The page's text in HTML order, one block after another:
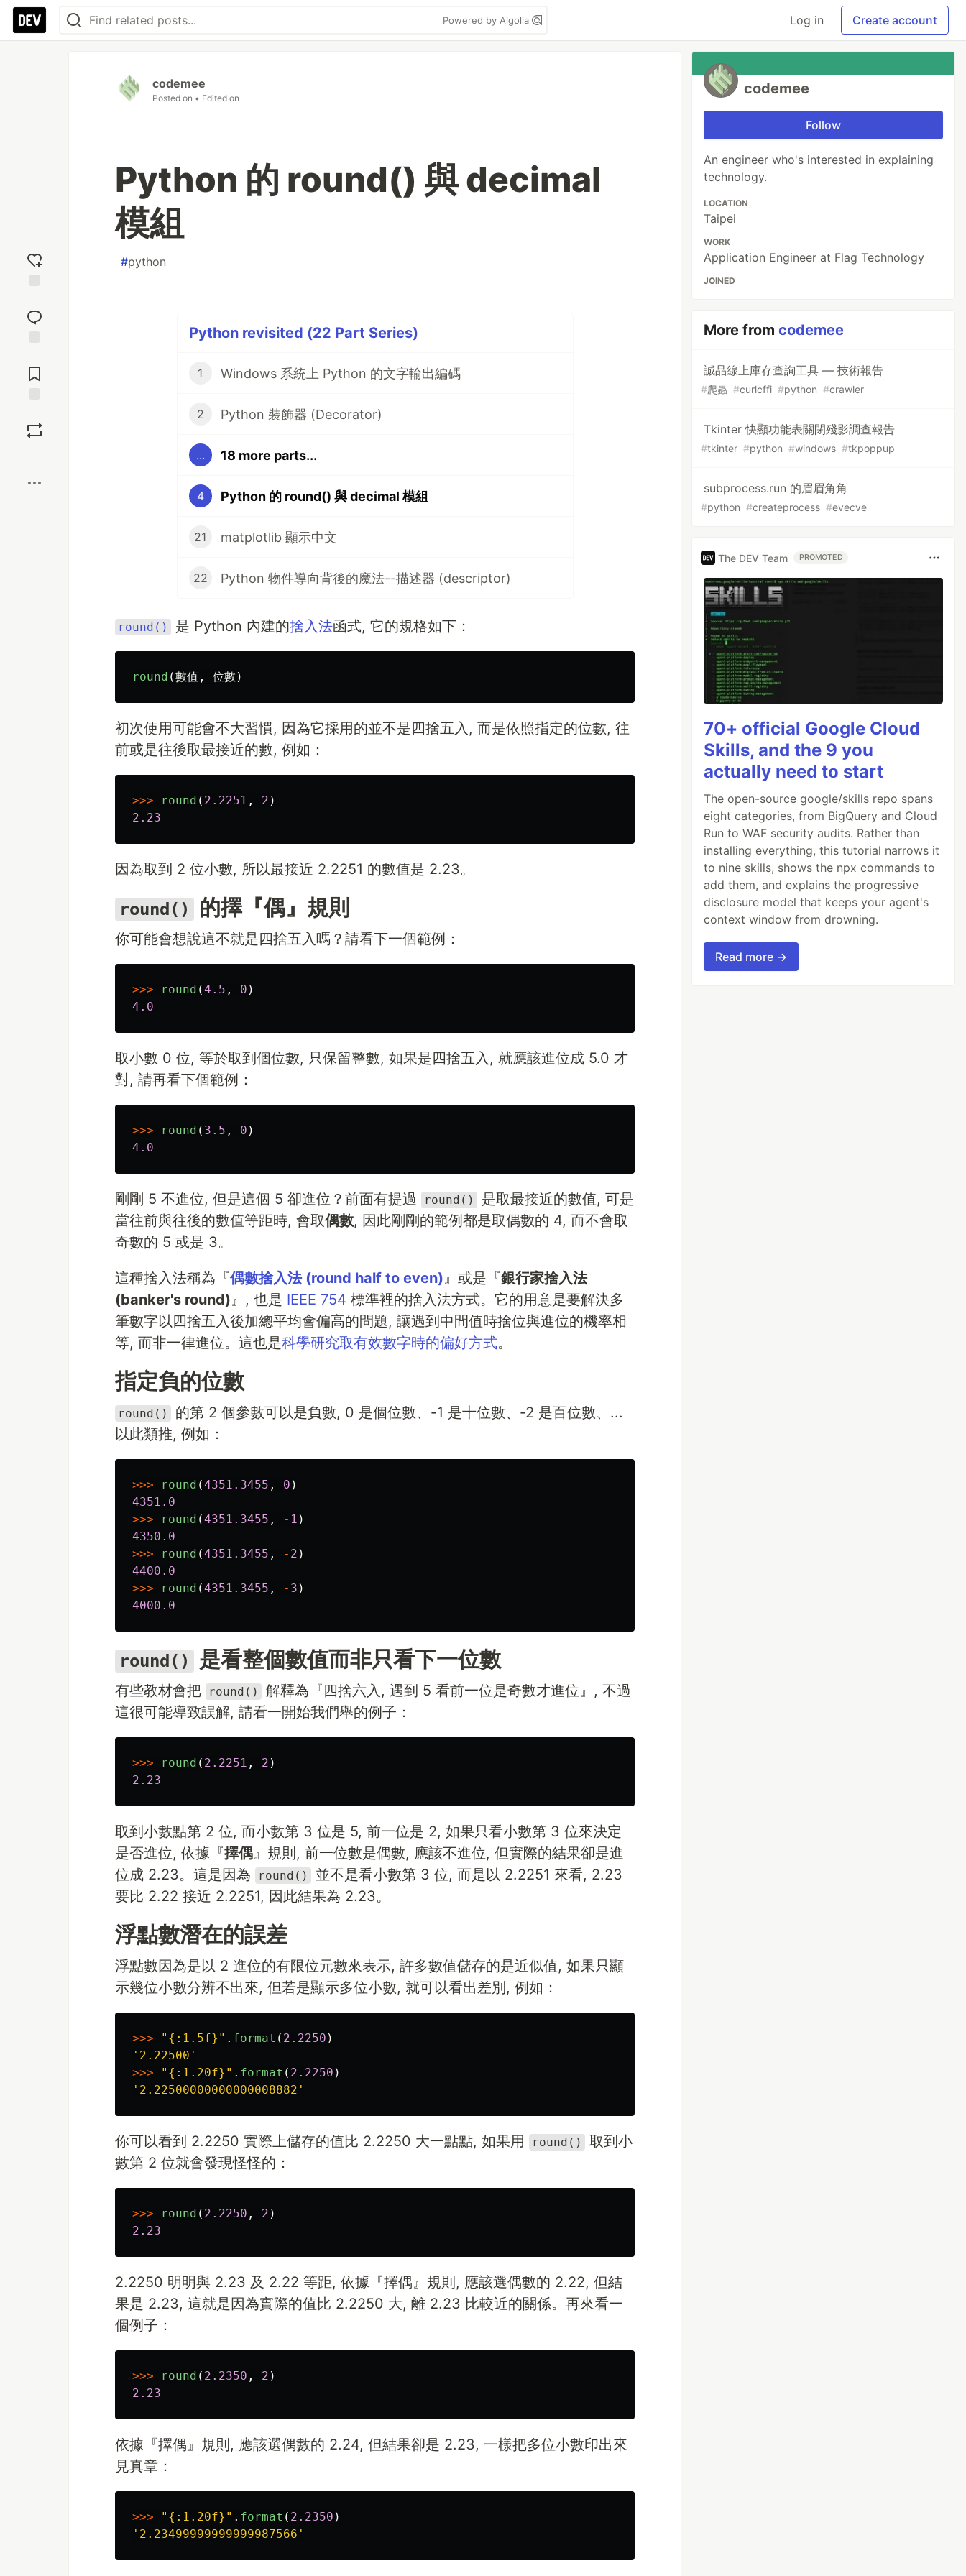
Powered by Algolia Log in Create account
reaction
Comments
codemee
Posted on • Edited on
Python 的 round() 與 decimal
模組
#python
Python revisited (22 Part Series)
1 Windows 系統上 Python 的文字輸出編碼
2 Python 裝飾器 (Decorator)
... 18 more parts...
4 Python 的 round() 與 decimal 模組
21 matplotlib 顯示中文
22 Python 物件導向背後的魔法--描述器 (descriptor)
round() 是 Python 內建的捨入法函式, 它的規格如下：
round (數值 , 位數 )
初次使用可能會不大習慣, 因為它採用的並不是四捨五入, 而是依照指定的位數, 往
前或是往後取最接近的數, 例如：
>>> round ( 2.2251 , 2 )
2.23
因為取到 2 位小數, 所以最接近 2.2251 的數值是 2.23。
round() 的擇『偶』規則
你可能會想說這不就是四捨五入嗎？請看下一個範例：
>>> round (4.5 , 0 )
4.0
取小數 0 位, 等於取到個位數, 只保留整數, 如果是四捨五入, 就應該進位成 5.0 才
對, 請再看下個範例：
>>> round ( 3.5 , 0 )
4.0
剛剛 5 不進位, 但是這個 5 卻進位？前面有提過 round()
是取最接近的數值, 可是
當往前與往後的數值等距時, 會取偶數, 因此剛剛的範例都是取偶數的 4, 而不會取
奇數的 5 或是 3。
這種捨入法稱為『偶數捨入法 (round half to even)』或是『銀行家捨入法
(banker's round)』, 也是 IEEE 754 標準裡的捨入法方式。它的用意是要解決多
筆數字以四捨五入後加總平均會偏高的問題, 讓遇到中間值時捨位與進位的機率相
等, 而非一律進位。這也是科學研究取有效數字時的偏好方式。
指定負的位數
round()
的第 2 個參數可以是負數, 0 是個位數、-1 是十位數、-2 是百位數、...
以此類推, 例如：
>>> round (4351.3455 , 0 )
4351.0
>>>
round (4351.3455 , - 1 )
4350.0
>>>
round (4351.3455 , - 2 )
4400.0
>>>
round (4351.3455 , - 3 )
4000.0
round() 是看整個數值而非只看下一位數
有些教材會把 round()
解釋為『四捨六入, 遇到 5 看前一位是奇數才進位』, 不過
這很可能導致誤解, 請看一開始我們舉的例子：
>>> round ( 2.2251 , 2 )
2.23
取到小數點第 2 位, 而小數第 3 位是 5, 前一位是 2, 如果只看小數第 3 位來決定
是否進位, 依據『擇偶』規則, 前一位數是偶數, 應該不進位, 但實際的結果卻是進
位成 2.23。這是因為
round()
並不是看小數第 3 位, 而是以 2.2251 來看, 2.23
要比 2.22 接近 2.2251, 因此結果為 2.23。
浮點數潛在的誤差
浮點數因為是以 2 進位的有限位元數來表示, 許多數值儲存的是近似值, 如果只顯
示幾位小數分辨不出來, 但若是顯示多位小數, 就可以看出差別, 例如：
>>> " {:1.5f} " . format ( 2.2250 )
' 2.22500 '
>>>
" {:1.20f} " . format ( 2.2250 )
' 2.22500000000000008882 '
你可以看到 2.2250 實際上儲存的值比 2.2250 大一點點, 如果用 round()
取到小
數第 2 位就會發現怪怪的：
>>> round ( 2.2250 , 2 )
2.23
2.2250 明明與 2.23 及 2.22 等距, 依據『擇偶』規則, 應該選偶數的 2.22, 但結
果是 2.23, 這就是因為實際的值比 2.2250 大, 離 2.23 比較近的關係。再來看一
個例子：
>>> round ( 2.2350 , 2 )
2.23
依據『擇偶』規則, 應該選偶數的 2.24, 但結果卻是 2.23, 一樣把多位小數印出來
見真章：
>>> " {:1.20f} " . format ( 2.2350 )
' 2.23499999999999987566 '
codemee
Follow
An engineer who's interested in explaining
technology.
LOCATION
Taipei
WORK
Application Engineer at Flag Technology
JOINED
More fromcodemee
誠品線上庫存查詢工具 — 技術報告
#爬蟲 #curlcffi #python #crawler
Tkinter 快顯功能表關閉殘影調查報告
#tkinter #python #windows #tkpoppup
subprocess.run 的眉眉角角
#python #createprocess #evecve
The DEV Team PROMOTED
70+ official Google Cloud
Skills, and the 9 you
actually need to start
The open-source google/skills repo spans
eight categories, from BigQuery and Cloud
Run to WAF security audits. Rather than
installing everything, this tutorial narrows it
to nine skills, shows the npx commands to
add them, and explains the progressive
disclosure model that keeps your agent's
context window from drowning.
Read more →